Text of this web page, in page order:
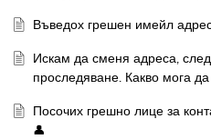
Въведох грешен имейл
Искам да сменя адреса,
проследяване. Какво мога
Посочих грешно лице за
👤